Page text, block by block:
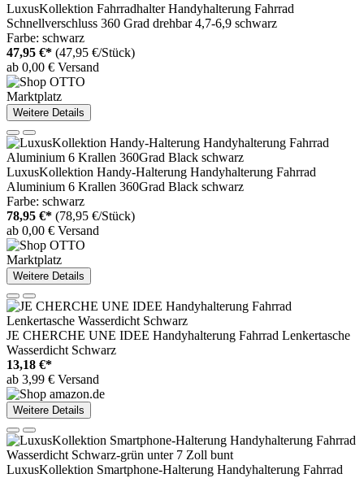
LuxusKollektion Fahrradhalter Handyhalterung Fahrrad
Schnellverschluss 360 Grad drehbar 4,7-6,9 schwarz
Farbe: schwarz
47,95 €* (47,95 €/Stück)
ab 0,00 € Versand
Marktplatz
Weitere Details
LuxusKollektion Handy-Halterung Handyhalterung Fahrrad
Aluminium 6 Krallen 360Grad Black schwarz
Farbe: schwarz
78,95 €* (78,95 €/Stück)
ab 0,00 € Versand
Marktplatz
Weitere Details
JE CHERCHE UNE IDEE Handyhalterung Fahrrad Lenkertasche
Wasserdicht Schwarz
13,18 €*
ab 3,99 € Versand
Weitere Details
LuxusKollektion Smartphone-Halterung Handyhalterung Fahrrad